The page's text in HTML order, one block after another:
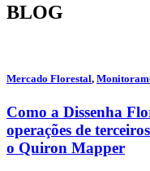
BLOG
Mercado Florestal,
Como a Dissenha
operações de
o Quiron Mapper